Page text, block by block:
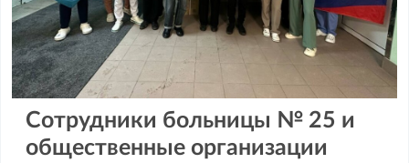
Сотрудники больницы № 25 и
общественные организации